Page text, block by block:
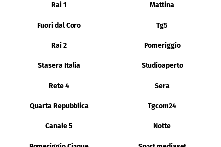
Rai 1 Mattina
Fuori dal Coro Tg5
Rai 2 Pomeriggio
Stasera Italia Studioaperto
Rete 4 Sera
Quarta Repubblica Tgcom24
Canale 5 Notte